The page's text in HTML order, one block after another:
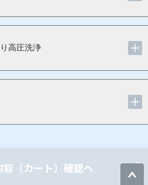
高圧洗浄
容（カート）確認ヘ